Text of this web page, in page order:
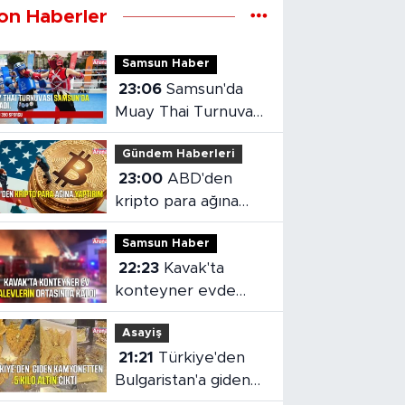
Haberler
Samsun Haber
23:06 Samsun'da
Muay Thai Turnuvası
heyecanı başladı
Gündem Haberleri
23:00 ABD'den
kripto para ağına
yaptırım
Samsun Haber
22:23
konteyner evde
yangın çıktı
Asayiş
21:21
Bulgaristan'a giden